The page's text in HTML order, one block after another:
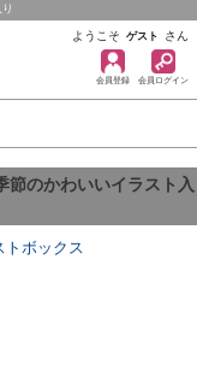
ようこそ ゲスト さん
会員登録 会員ログイン
節のかわいいイラスト入
トボックス